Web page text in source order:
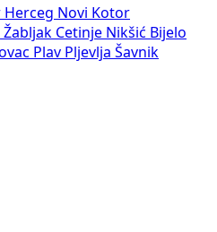
Herceg Novi Kotor
Žabljak Cetinje Nikšić Bijelo
Plav Pljevlja Šavnik